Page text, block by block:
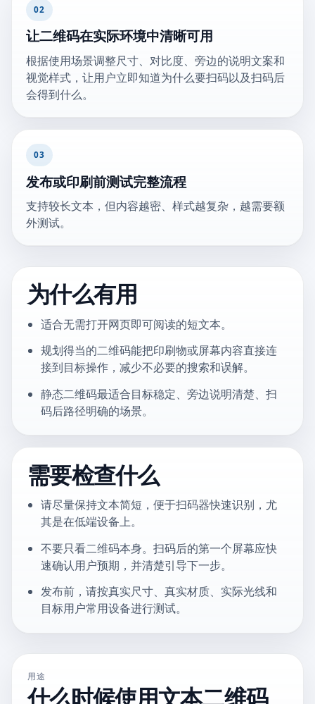
02
让二维码在实际环境中清晰可用
根据使用场景调整尺寸、对比度、旁边的说明文案和
视觉样式，让用户立即知道为什么要扫码以及扫码后
会得到什么。
03
发布或印刷前测试完整流程
支持较长文本，但内容越密、样式越复杂，越需要额
外测试。
为什么有用
适合无需打开网页即可阅读的短文本。
规划得当的二维码能把印刷物或屏幕内容直接连
接到目标操作，减少不必要的搜索和误解。
静态二维码最适合目标稳定、旁边说明清楚、扫
码后路径明确的场景。
需要检查什么
请尽量保持文本简短，便于扫码器快速识别，尤
其是在低端设备上。
不要只看二维码本身。扫码后的第一个屏幕应快
速确认用户预期，并清楚引导下一步。
发布前，请按真实尺寸、真实材质、实际光线和
目标用户常用设备进行测试。
用途
什么时候使用文本二维码